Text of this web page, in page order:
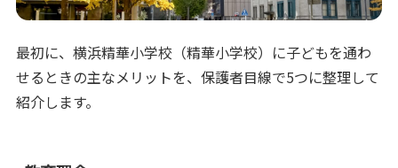
最初に、横浜精華小学校（精華小学校）に子どもを通わ
せるときの主なメリットを、保護者目線で5つに整理して
紹介します。